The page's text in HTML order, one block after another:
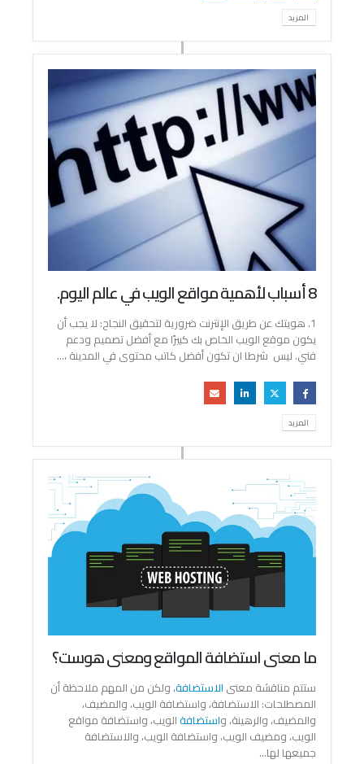
المزيد
8 أسباب لأهمية مواقع الويب في عالم اليوم.
1. هويتك عن طريق الإنترنت ضرورية لتحقيق النجاح: لا يجب أن
يكون موقع الويب الخاص بك كبيرًا مع أفضل تصميم ودعم
فني. ليس شرطا ان تكون أفضل كاتب محتوى في المدينة ،...
المزيد
ما معنى استضافة المواقع ومعنى هوست؟
ستتم مناقشة معنى الاستضافة، ولكن من المهم ملاحظة أن
المصطلحات: الاستضافة، واستضافة الويب، والمضيف،
والمضيف، والرهينة، واستضافة الويب، واستضافة مواقع
الويب، ومضيف الويب، واستضافة الويب، والاستضافة
جميعها لها...